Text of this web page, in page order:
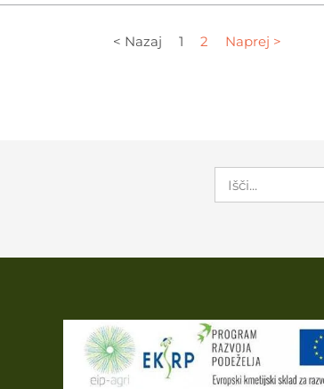
< Nazaj 1 2 Naprej >